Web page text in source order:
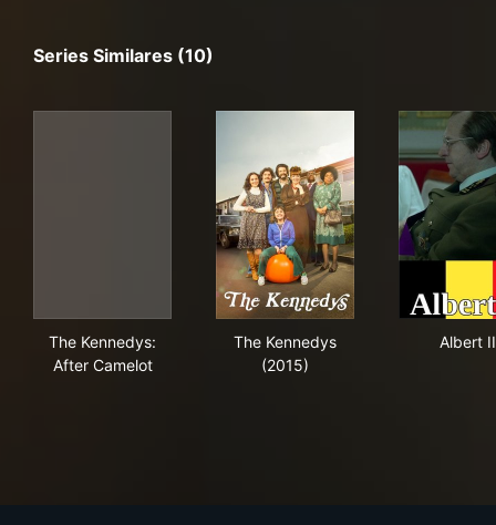
Series Similares (10)
The Kennedys:
After Camelot
The Kennedys
(2015)
Albert II